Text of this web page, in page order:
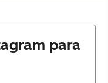
para